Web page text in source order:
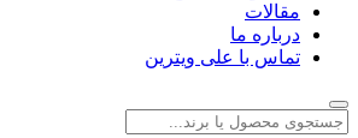
مقالات
درباره ما
تماس با علی ویترین